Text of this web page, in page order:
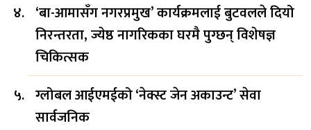
‘बा-आमासँग नगरप्रमुख’ कार्यक्रमलाई बुटवलले दियो
निरन्तरता, ज्येष्ठ नागरिकका घरमै पुग्छन् विशेषज्ञ
चिकित्सक
ग्लोबल आईएमईको ‘नेक्स्ट जेन अकाउन्ट’ सेवा
सार्वजनिक